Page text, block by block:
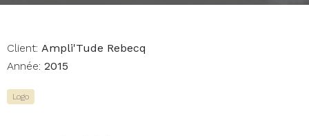
Client: Ampli'Tude Rebecq
Année: 2015
Logo